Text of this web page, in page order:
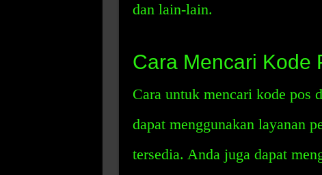
dan lain-lain.
Cara Mencari Kode
Cara untuk mencari kode pos
dapat menggunakan layanan
tersedia. Anda juga dapat